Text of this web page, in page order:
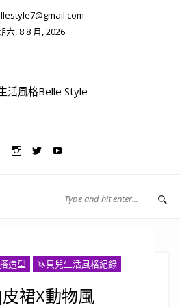
六, 8 8 月, 2026
造型 🦄️貝兒生活風格紀錄
裙X動物風